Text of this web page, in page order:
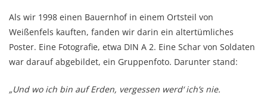
Als wir 1998 einen Bauernhof in einem Ortsteil von
Weißenfels kauften, fanden wir darin ein altertümliches
Poster. Eine Fotografie, etwa DIN A 2. Eine Schar von Soldaten
war darauf abgebildet, ein Gruppenfoto. Darunter stand:
„Und wo ich bin auf Erden, vergessen werd‘ ich’s nie.